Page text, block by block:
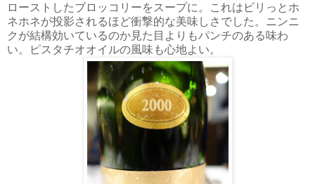
ローストしたブロッコリーをスープに。これはビリっとホ
ネホネが投影されるほど衝撃的な美味しさでした。ニンニ
クが結構効いているのか見た目よりもパンチのある味わ
い。ピスタチオオイルの風味も心地よい。